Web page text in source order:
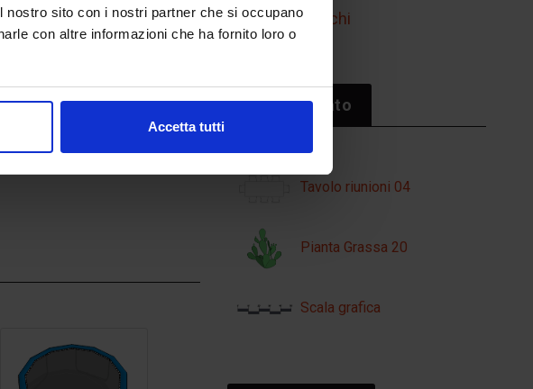
sito con i nostri partner che si occupano
con altre informazioni che ha fornito loro o
Accetta tutti
Sport/giochi
Il più cliccato
Tavolo riunioni 04
Pianta Grassa 20
Scala grafica